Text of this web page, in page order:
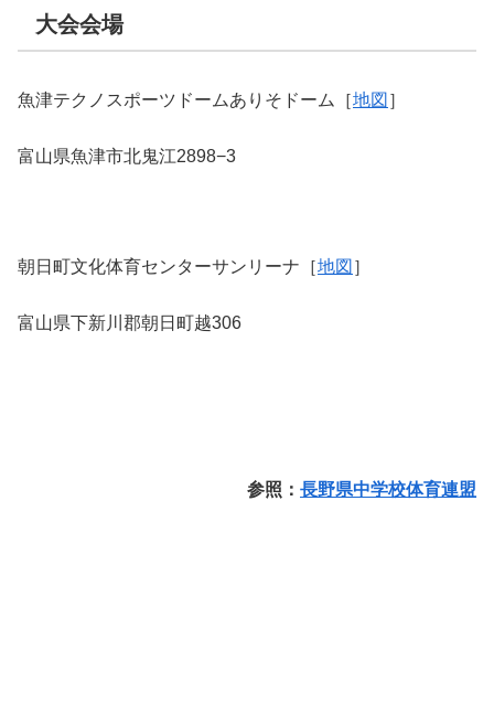
大会会場
魚津テクノスポーツドームありそドーム［地図 ］
富山県魚津市北鬼江2898−3
朝日町文化体育センターサンリーナ［地図 ］
富山県下新川郡朝日町越306
参照： 長野県中学校体育連盟